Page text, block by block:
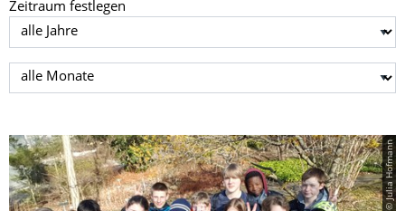
Zeitraum festlegen
Jahr auswählen
Monat auswählen
© Julia Hofmann